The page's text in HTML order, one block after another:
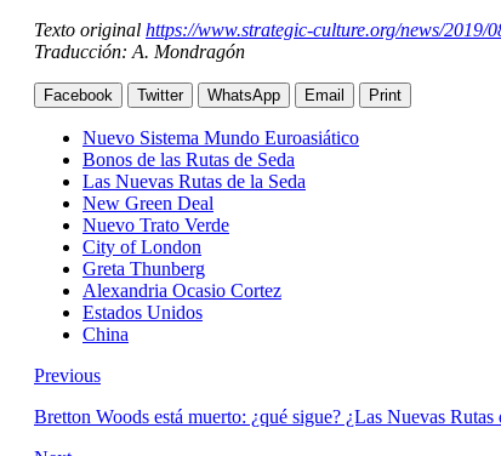
Texto original https://www.strategic-culture.org/news/2019/
Traducción: A. Mondragón
Facebook Twitter WhatsApp Email Print
Nuevo Sistema Mundo Euroasiático
Bonos de las Rutas de Seda
Las Nuevas Rutas de la Seda
New Green Deal
Nuevo Trato Verde
City of London
Greta Thunberg
Alexandria Ocasio Cortez
Estados Unidos
China
Previous
Bretton Woods está muerto: ¿qué sigue? ¿Las Nuevas Rutas